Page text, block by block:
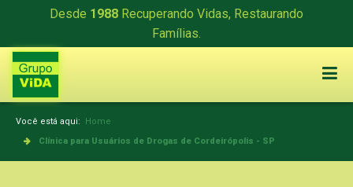
Desde 1988 Recuperando Vidas, Restaurando
Famílias.
Você está aqui: Home
Clínica para Usuários de Drogas de Cordeirópolis - SP